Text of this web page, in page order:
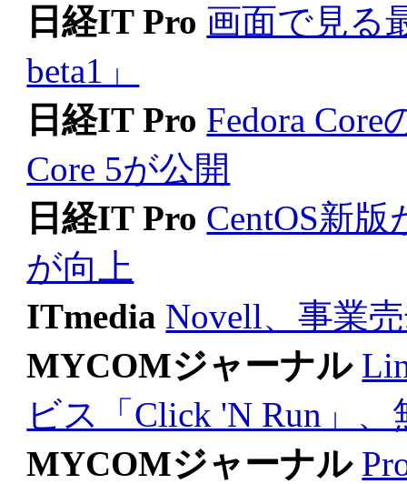
日経IT Pro 画面で見る
beta1」
日経IT Pro Fedora Core
Core 5が公開
日経IT Pro CentOS新
が向上
ITmedia Novell、事業
MYCOMジャーナル
ビス「Click 'N Run」、
MYCOMジャーナル